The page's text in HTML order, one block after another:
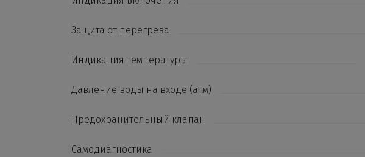
Защита от перегрева
Индикация температуры
Давление воды на входе (атм)
Предохранительный клапан
Самодиагностика